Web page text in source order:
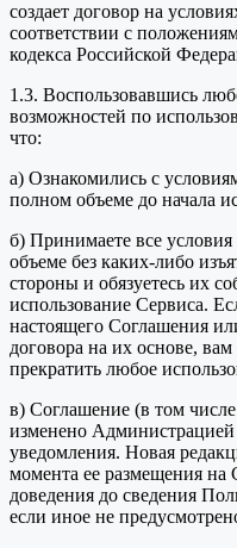
создает договор на
соответствии с
кодекса Российской
1.3. Воспользовавшись
возможностей по
что:
а) Ознакомились с
полном объеме до начала
б) Принимаете все
объеме без каких-либо
стороны и обязуетесь их
использование Сервиса.
настоящего Соглашения
договора на их основе,
прекратить любое
в) Соглашение (в том
изменено Администрацией
уведомления. Новая
момента ее размещения
доведения до сведения
если иное не